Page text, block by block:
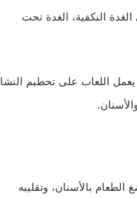
النكفية، الغدة تحت
اللعاب على تحطيم النشا
بالأسنان، وتقليبه